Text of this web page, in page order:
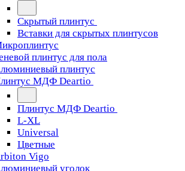
Скрытый плинтус
Вставки для скрытых плинтусов
плинтус для пола
плинтус
МДФ Deartio
Плинтус МДФ Deartio
L-XL
Universal
Цветные
Vigo
уголок